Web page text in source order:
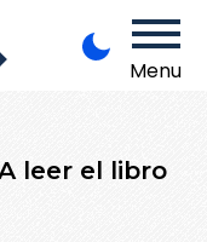
Menu
leer el libro